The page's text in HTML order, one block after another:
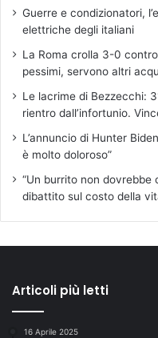
Guerre e condizionatori,
elettriche degli italiani
La Roma crolla 3-0
pessimi, servono altri
Le lacrime di Bezzecchi:
rientro dall’infortunio.
L’annuncio di Hunter
è molto doloroso”
“Un burrito non dovrebbe
dibattito sul costo della
Articoli più letti
16 Aprile 2025